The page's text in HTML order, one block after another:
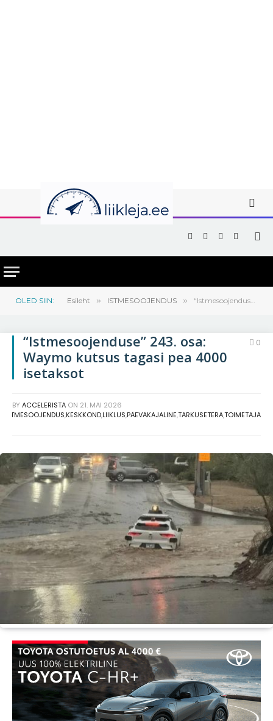
Facebook
X
(Twitter)
Instagram
YouTube
OLED SIIN: Esileht » ISTMESOOJENDUS » “Istmesoojenduse” 243. osa: Waymo kutsus tagasi pea 4000 isetaksot
“Istmesoojenduse” 243. osa:
Waymo kutsus tagasi pea 4000
isetaksot
0
BY ACCELERISTA ON 21. MAI 2026
ISTMESOOJENDUS,KESKKOND,LIIKLUS,PÄEVAKAJALINE,TARKUSETERA,TOIMETAJA